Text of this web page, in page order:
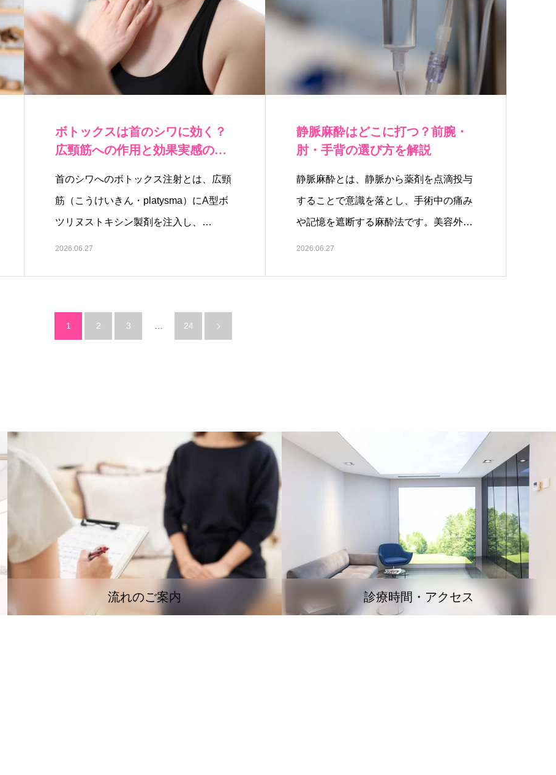
ボトックスは首のシワに効く？
広頸筋への作用と効果実感の期
首のシワへのボトックス注射とは、広頸
筋（こうけいきん・platysma）にA型ボ
ツリヌストキシン製剤を注入し、…
2026.06.27
静脈麻酔はどこに打つ？前腕・
肘・手背の選び方を解説
静脈麻酔とは、静脈から薬剤を点滴投与
することで意識を落とし、手術中の痛み
や記憶を遮断する麻酔法です。美容外科
で…
2026.06.27
1 2 3 24
流れのご案内 診療時間・アクセス